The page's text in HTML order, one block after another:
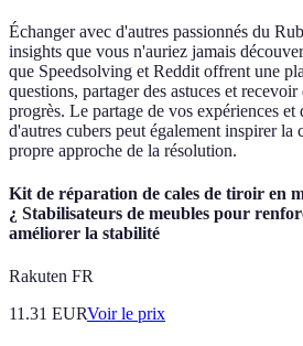
Échanger avec d'autres passionnés du
insights que vous n'auriez jamais
que Speedsolving et Reddit offrent une
questions, partager des astuces et
progrès. Le partage de vos expériences et
d'autres cubers peut également inspirer la
propre approche de la résolution.
Kit de réparation de cales de tiroir en
¿ Stabilisateurs de meubles pour
améliorer la stabilité
Rakuten FR
11.31 EURVoir le prix